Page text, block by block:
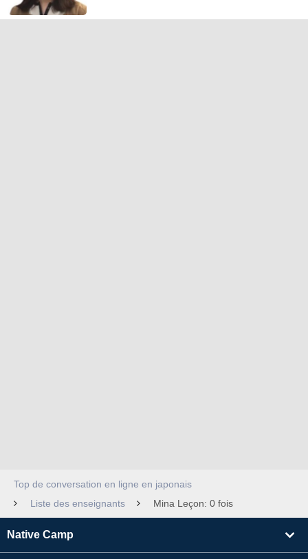
Top de conversation en ligne en japonais
Liste des enseignants
Mina Leçon: 0 fois
Native Camp